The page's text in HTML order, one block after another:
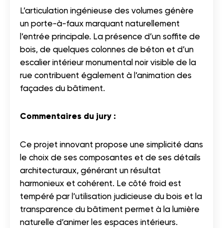
L’articulation ingénieuse des volumes génère
un porte-à-faux marquant naturellement
l’entrée principale. La présence d’un soffite de
bois, de quelques colonnes de béton et d’un
escalier intérieur monumental noir visible de la
rue contribuent également à l’animation des
façades du bâtiment.
Commentaires du jury :
Ce projet innovant propose une simplicité dans
le choix de ses composantes et de ses détails
architecturaux, générant un résultat
harmonieux et cohérent. Le côté froid est
tempéré par l’utilisation judicieuse du bois et la
transparence du bâtiment permet à la lumière
naturelle d’animer les espaces intérieurs.